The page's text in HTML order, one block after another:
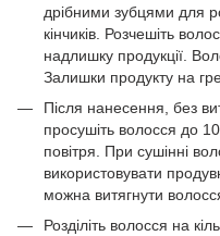
дрібними зубцями для
кінчиків. Розчешіть
надлишку продукції.
Залишки продукту на
Після нанесення, без
просушіть волосся до
повітря. При сушінні
використовувати
можна витягнути
Розділіть волосся на